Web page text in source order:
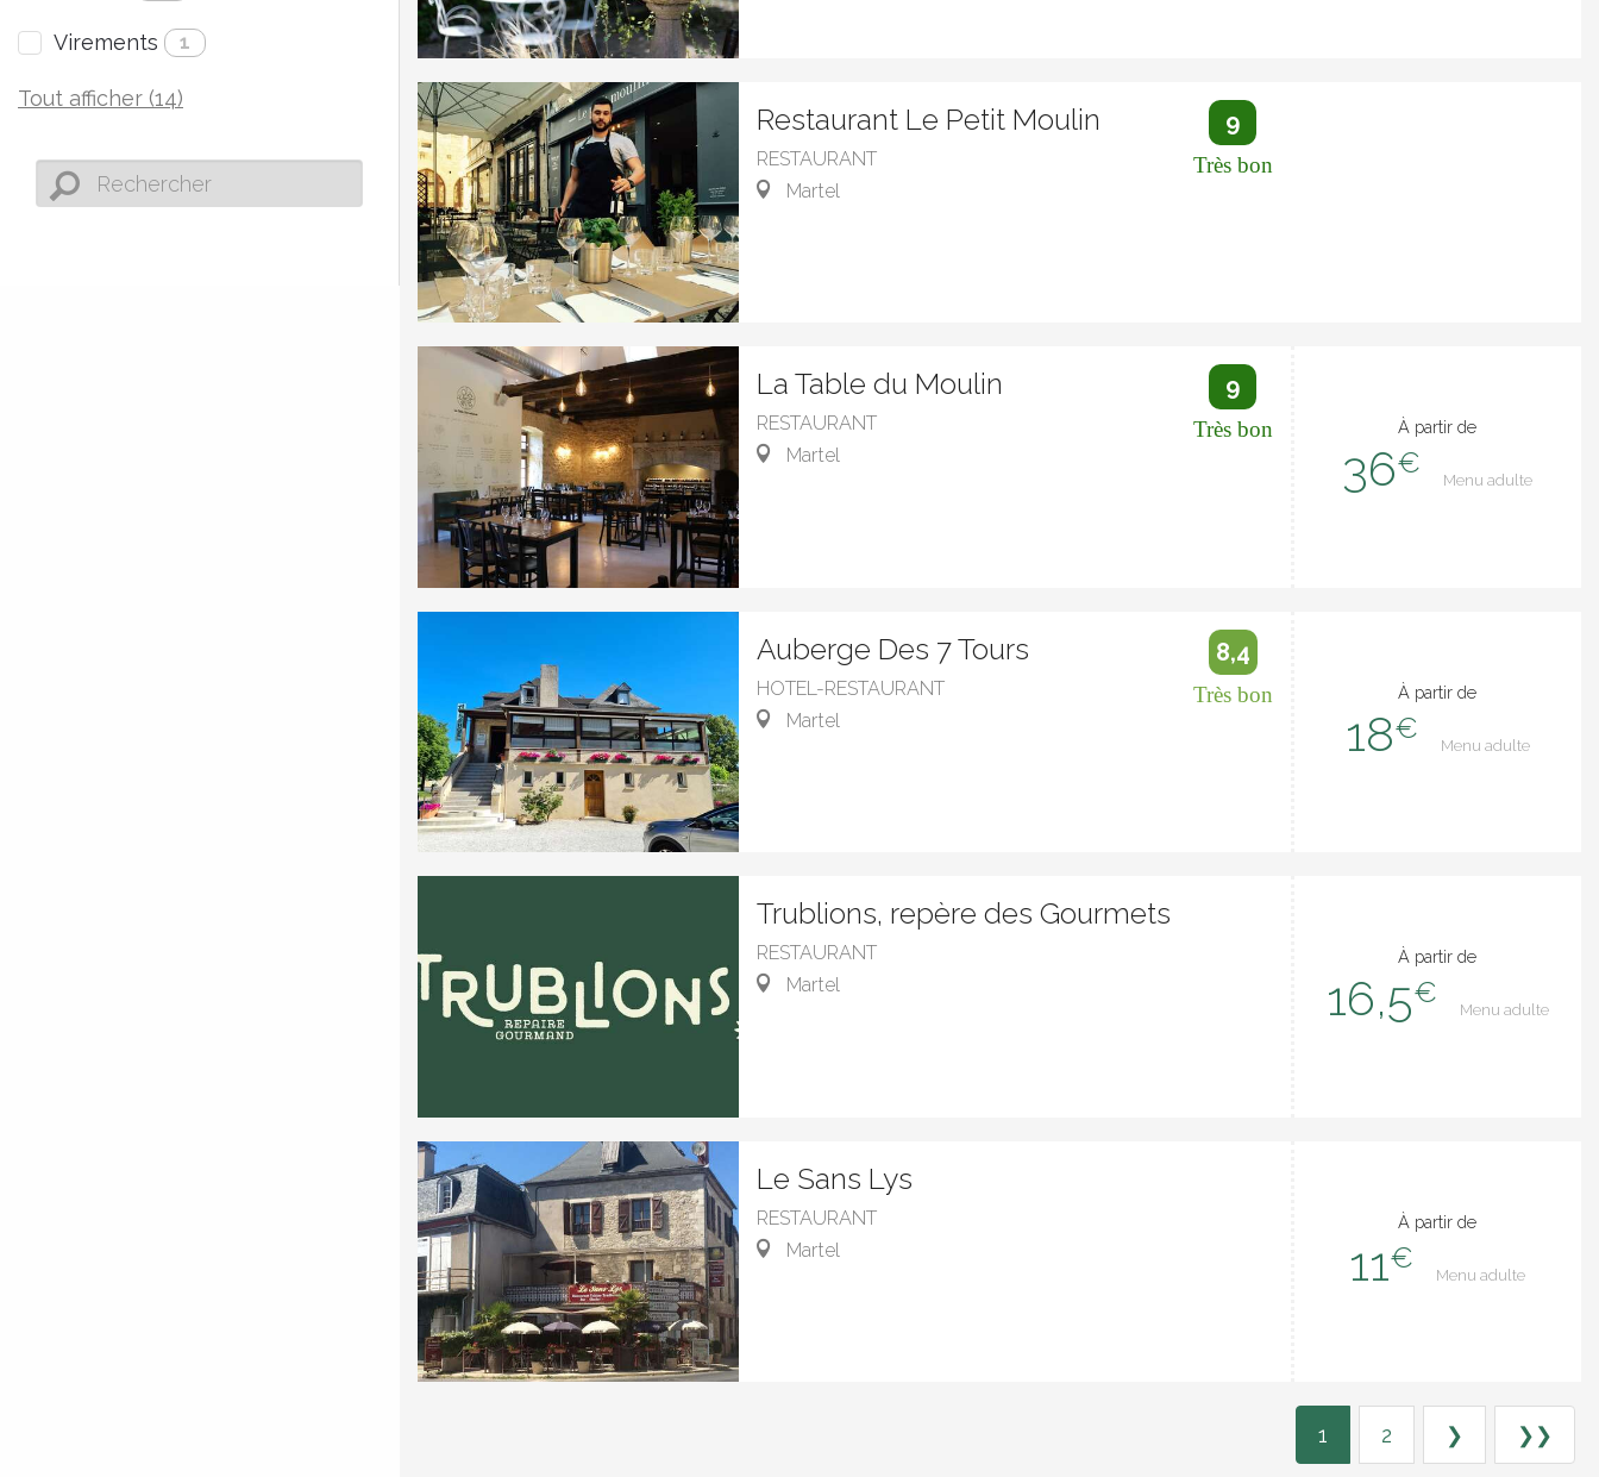
Virements 1
Tout afficher (14)
Restaurant Le Petit Moulin
RESTAURANT
Martel
9
Très bon
La Table du Moulin
RESTAURANT
Martel
9
Très bon À partir de
36€
Menu adulte
Auberge Des 7 Tours
HOTEL-RESTAURANT
Martel
8,4
Très bon À partir de
18€
Menu adulte
Trublions, repère des Gourmets
RESTAURANT
Martel
À partir de
16,5€
Menu adulte
Le Sans Lys
RESTAURANT
Martel
À partir de
11€
Menu adulte
1 2 ❯ ❯❯